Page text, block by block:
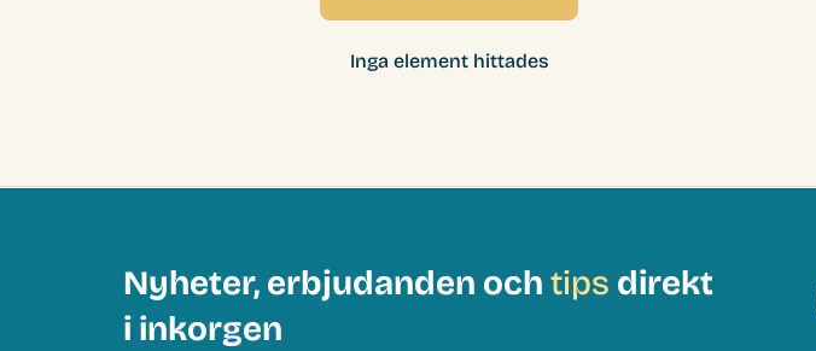
Inga element hittades
Nyheter, erbjudanden och tips direkt
i inkorgen